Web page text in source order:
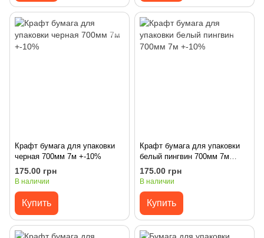
Крафт бумага для упаковки
черная 700мм 7м +-10%
175.00 грн
В наличии
Купить
Крафт бумага для упаковки
белый пингвин 700мм 7м
+-10%
175.00 грн
В наличии
Купить